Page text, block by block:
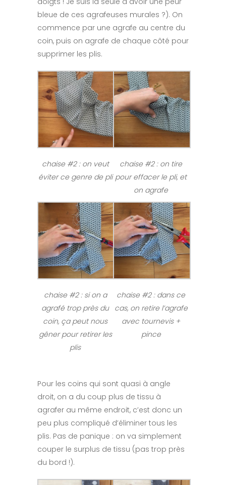
bleue de ces agrafeuses murales ?). On
commence par une agrafe au centre du
coin, puis on agrafe de chaque côté pour
supprimer les plis.
chaise #2 : on veut
éviter ce genre de pli
chaise #2 : on tire
pour effacer le pli, et
on agrafe
chaise #2 : si on a
agrafé trop près du
coin, ça peut nous
gêner pour retirer les
plis
chaise #2 : dans ce
cas, on retire l’agrafe
avec tournevis +
pince
Pour les coins qui sont quasi à angle
droit, on a du coup plus de tissu à
agrafer au même endroit, c’est donc un
peu plus compliqué d’éliminer tous les
plis. Pas de panique : on va simplement
couper le surplus de tissu (pas trop près
du bord !).